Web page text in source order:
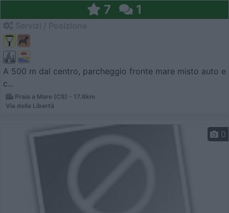
7 1
A 500 m dal centro, parcheggio fronte mare misto auto e
c...
Praia a Mare (CS) - 17.6km
Via della Libertà
0